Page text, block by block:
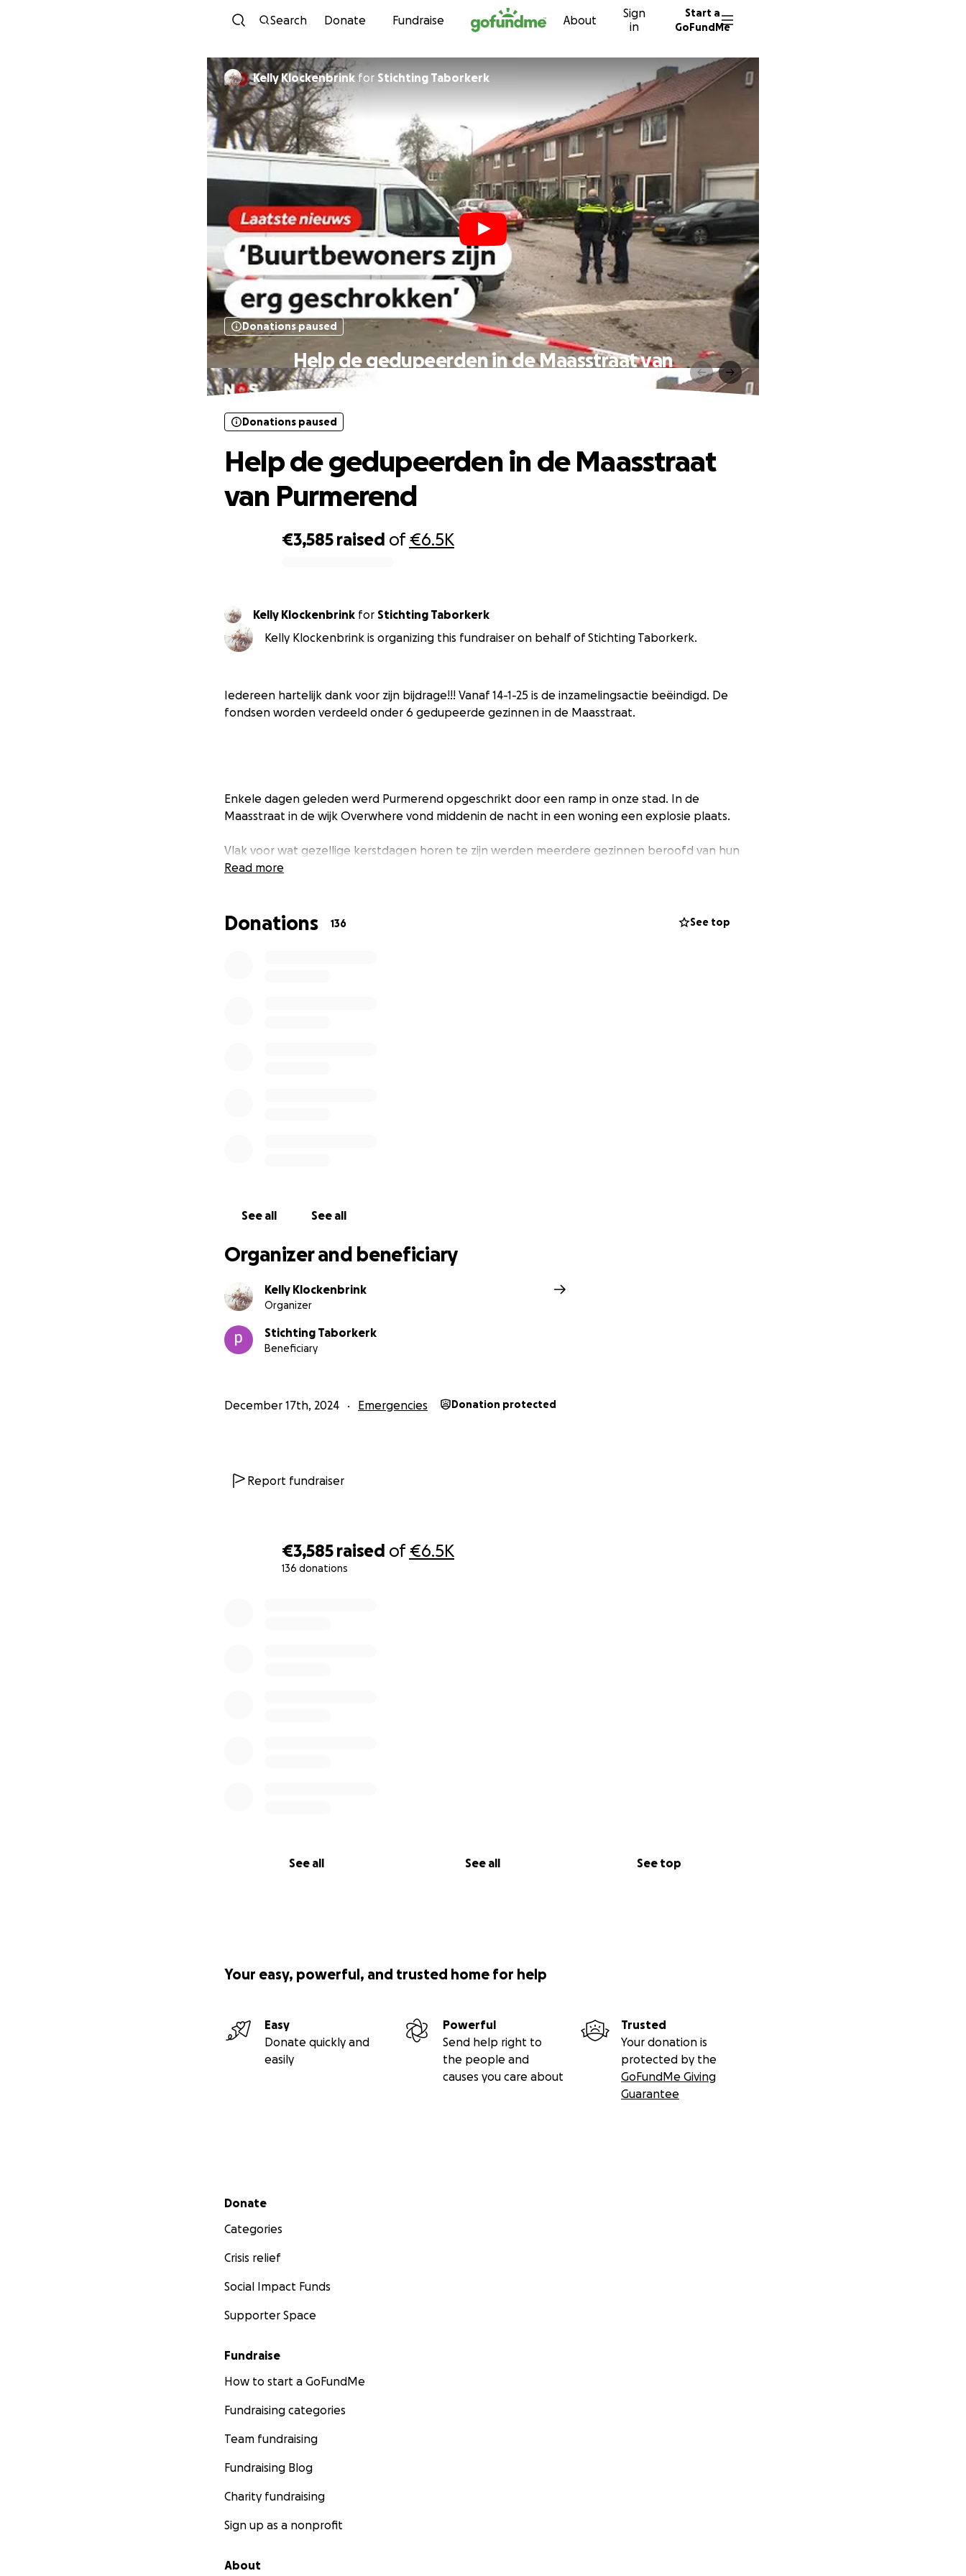
Skip to content
Search Donate Fundraise About
Sign
in
Start a
GoFundMe
€3,585 raised of€6.5K
136 donations
See all See all See top
Kelly Klockenbrink for Stichting Taborkerk
Donations paused
Help de gedupeerden in de Maasstraat van
€3,585 raised of€6.5K
Donations paused
Help de gedupeerden in de Maasstraat
van Purmerend
Kelly Klockenbrink for Stichting Taborkerk
Kelly Klockenbrink is organizing this fundraiser on behalf of Stichting Taborkerk.
Iedereen hartelijk dank voor zijn bijdrage!!! Vanaf 14-1-25 is de inzamelingsactie beëindigd. De
fondsen worden verdeeld onder 6 gedupeerde gezinnen in de Maasstraat.
Enkele dagen geleden werd Purmerend opgeschrikt door een ramp in onze stad. In de
Maasstraat in de wijk Overwhere vond middenin de nacht in een woning een explosie plaats.
Vlak voor wat gezellige kerstdagen horen te zijn werden meerdere gezinnen beroofd van hun
veilige haven, hun huis, hun thuis. Een plek waar ze voorlopig niet naartoe kunnen terugkeren.
geld in te zamelen. Geld voor spullen die snel vervangen moeten worden of waar het ook voor
Read more
Donations 136 See top
See all See all
Organizer and beneficiary
Kelly Klockenbrink
Organizer
Stichting Taborkerk
Beneficiary
December 17th, 2024 Emergencies Donation protected
Report fundraiser
Your easy, powerful, and trusted home for help
Easy
Donate quickly and
easily
Powerful
Send help right to
the people and
causes you care about
Trusted
Your donation is
protected by the
GoFundMe Giving
Guarantee
Secondary menu
Donate
Categories
Crisis relief
Social Impact Funds
Supporter Space
Fundraise
How to start a GoFundMe
Fundraising categories
Team fundraising
Fundraising Blog
Charity fundraising
Sign up as a nonprofit
About